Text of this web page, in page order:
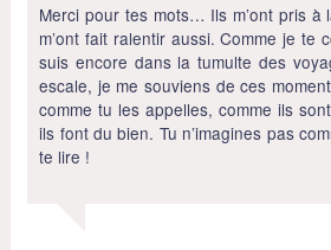
Merci pour tes mots… Ils m’ont pris à
m’ont fait ralentir aussi. Comme je te
suis encore dans la tumulte des
escale, je me souviens de ces
comme tu les appelles, comme ils
ils font du bien. Tu n’imagines pas
te lire !